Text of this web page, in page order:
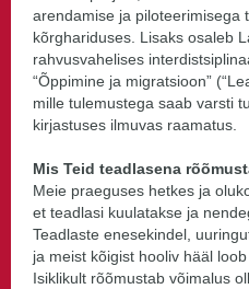
arendamise ja piloteerimisega
kõrghariduses. Lisaks osaleb
rahvusvahelises
“Õppimine ja migratsioon”
mille tulemustega saab varsti
kirjastuses ilmuvas raamatus.
Mis Teid teadlasena
Meie praeguses hetkes ja
et teadlasi kuulatakse ja
Teadlaste enesekindel,
ja meist kõigist hooliv hääl
Isiklikult rõõmustab võimalus